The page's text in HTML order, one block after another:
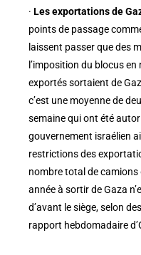
· Les exportations de
points de passage
laissent passer que des
l’imposition du blocus
exportés sortaient de
c’est une moyenne de
semaine qui ont été
gouvernement israélien
restrictions des
nombre total de
année à sortir de Gaza
d’avant le siège, selon
rapport hebdomadaire